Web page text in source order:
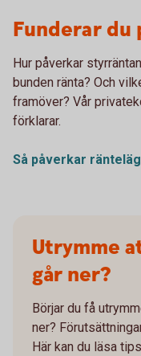
Funderar du
Hur påverkar
bunden ränta? Och
framöver? Vår
förklarar.
Så påverkar
Utrymme
går ner?
Börjar du få
ner?
Här kan du läsa